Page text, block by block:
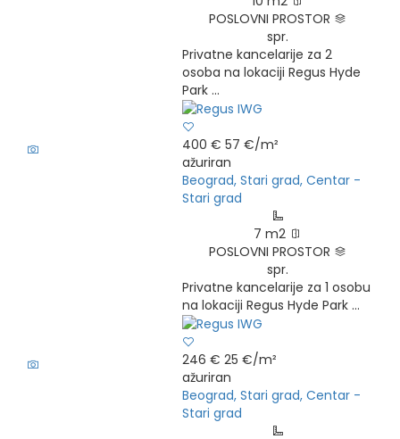
POSLOVNI PROSTOR
spr.
Privatne kancelarije za 2
osoba na lokaciji Regus Hyde
Park ...
400 € 57 €/m²
ažuriran
Beograd, Stari grad, Centar -
Stari grad
7 m2
POSLOVNI PROSTOR
spr.
Privatne kancelarije za 1 osobu
na lokaciji Regus Hyde Park ...
246 € 25 €/m²
ažuriran
Beograd, Stari grad, Centar -
Stari grad